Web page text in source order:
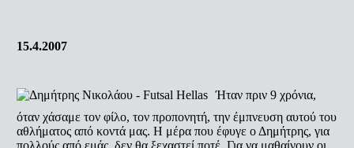
15.4.2007
Ήταν πριν 9 χρόνια,
όταν χάσαμε τον φίλο, τον προπονητή, την έμπνευση αυτού του
αθλήματος από κοντά μας. Η μέρα που έφυγε ο Δημήτρης, για
πολλούς από εμάς, δεν θα ξεχαστεί ποτέ. Για να μαθαίνουν οι